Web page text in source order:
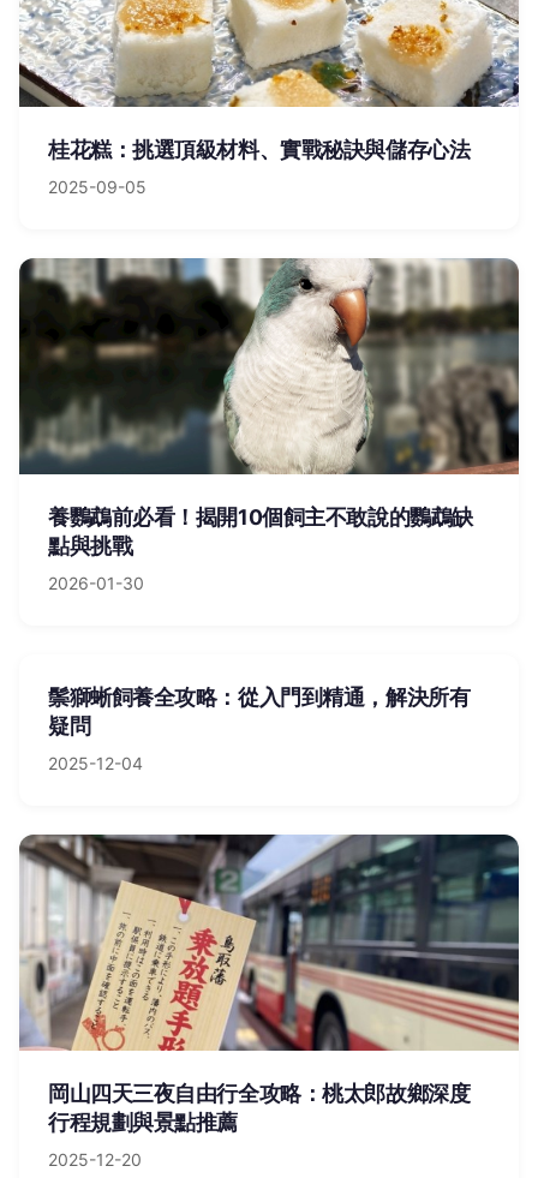
桂花糕：挑選頂級材料、實戰秘訣與儲存心法
2025-09-05
養鸚鵡前必看！揭開10個飼主不敢說的鸚鵡缺
點與挑戰
2026-01-30
鬃獅蜥飼養全攻略：從入門到精通，解決所有
疑問
2025-12-04
岡山四天三夜自由行全攻略：桃太郎故鄉深度
行程規劃與景點推薦
2025-12-20